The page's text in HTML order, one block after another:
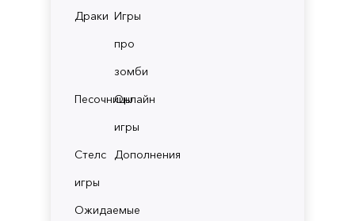
Драки Игры
про
зомби
ПесочницыОнлайн
игры
Стелс
игры
Дополнения
Ожидаемые